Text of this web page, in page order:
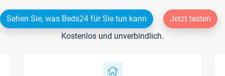
Sehen Sie, was Beds24 für Sie tun kann
Jetzt testen
Kostenlos und unverbindlich.